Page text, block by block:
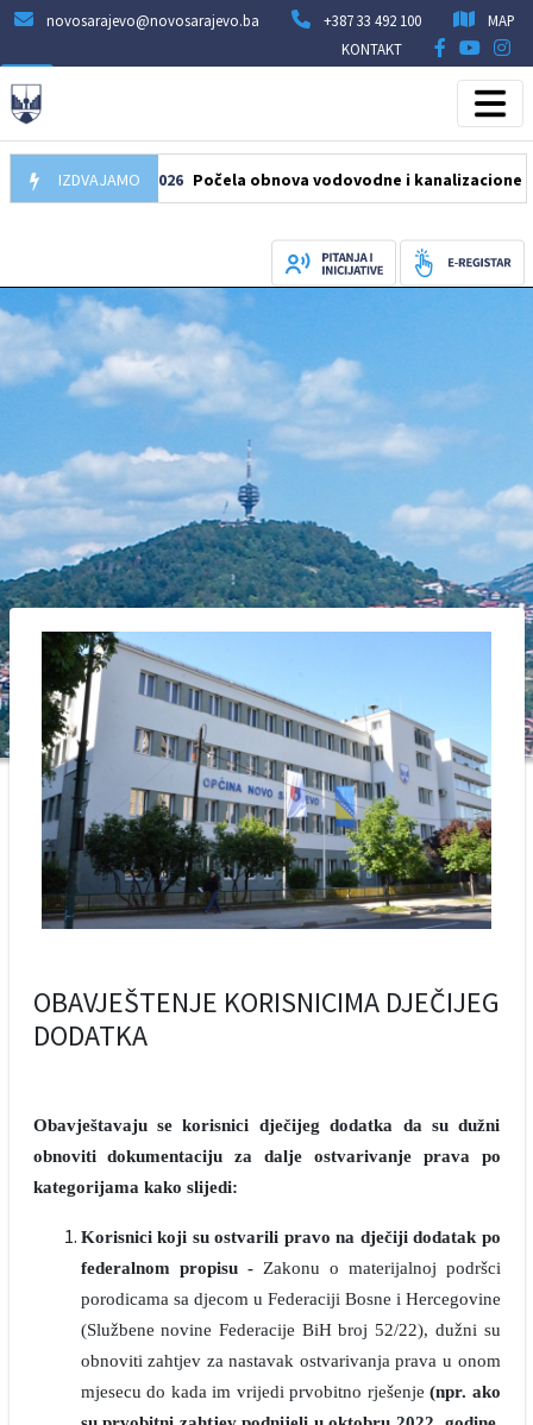
novosarajevo@novosarajevo.ba +387 33 492 100
MAP
KONTAKT
IZDVAJAMO
05.08.2026 Počela obnova vodovodne i kanalizacione mreže u
OBAVJEŠTENJE KORISNICIMA DJEČIJEG
DODATKA
Obavještavaju se korisnici dječijeg dodatka da su dužni
obnoviti dokumentaciju za dalje ostvarivanje prava po
kategorijama kako slijedi:
Korisnici koji su ostvarili pravo na dječiji dodatak po
federalnom propisu - Zakonu o materijalnoj podršci
porodicama sa djecom u Federaciji Bosne i Hercegovine
(Službene novine Federacije BiH broj 52/22), dužni su
obnoviti zahtjev za nastavak ostvarivanja prava u onom
mjesecu do kada im vrijedi prvobitno rješenje (npr. ako